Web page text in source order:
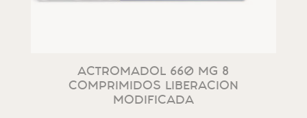
ACTROMADOL 660 MG 8
COMPRIMIDOS LIBERACION
MODIFICADA